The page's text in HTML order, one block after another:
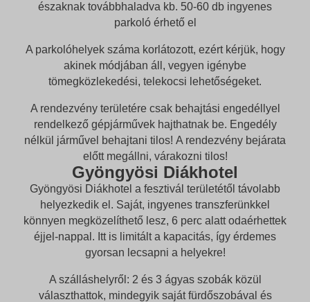
északnak továbbhaladva kb. 50-60 db ingyenes
parkoló érhető el
A parkolóhelyek száma korlátozott, ezért kérjük, hogy
akinek módjában áll, vegyen igénybe
tömegközlekedési, telekocsi lehetőségeket.
A rendezvény területére csak behajtási engedéllyel
rendelkező gépjárművek hajthatnak be. Engedély
nélkül járművel behajtani tilos! A rendezvény bejárata
előtt megállni, várakozni tilos!
Gyöngyösi Diákhotel
Gyöngyösi Diákhotel a fesztivál területétől távolabb
helyezkedik el. Saját, ingyenes transzferünkkel
könnyen megközelíthető lesz, 6 perc alatt odaérhettek
éjjel-nappal. Itt is limitált a kapacitás, így érdemes
gyorsan lecsapni a helyekre!
A szálláshelyről: 2 és 3 ágyas szobák közül
választhattok, mindegyik saját fürdőszobával és